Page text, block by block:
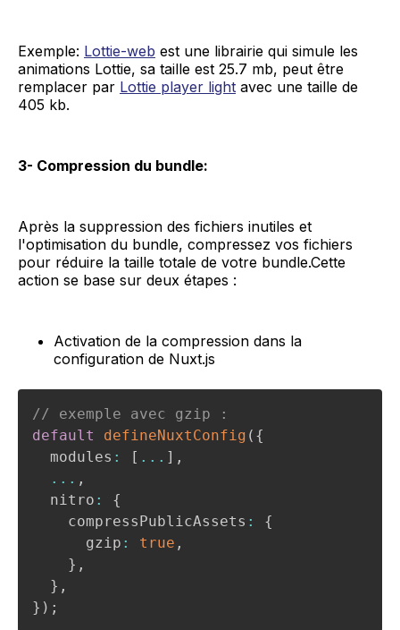
Exemple: Lottie-web est une librairie qui simule les
animations Lottie, sa taille est 25.7 mb, peut être
remplacer par Lottie player light avec une taille de
405 kb.
3- Compression du bundle:
Après la suppression des fichiers inutiles et
l'optimisation du bundle, compressez vos fichiers
pour réduire la taille totale de votre bundle.Cette
action se base sur deux étapes :
Activation de la compression dans la
configuration de Nuxt.js
// exemple avec gzip :
default
defineNuxtConfig ( {
  modules
: [ ... ] ,
... ,
  nitro
:
{
    compressPublicAssets
:
{
      gzip
: true ,
} ,
} ,
} ) ;